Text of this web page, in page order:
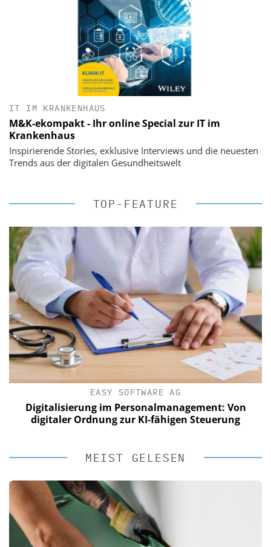
IT IM KRANKENHAUS
M&K-ekompakt - Ihr online Special zur IT im
Krankenhaus
Inspirierende Stories, exklusive Interviews und die neuesten
Trends aus der digitalen Gesundheitswelt
TOP-FEATURE
EASY SOFTWARE AG
Digitalisierung im Personalmanagement: Von
digitaler Ordnung zur KI-fähigen Steuerung
MEIST GELESEN